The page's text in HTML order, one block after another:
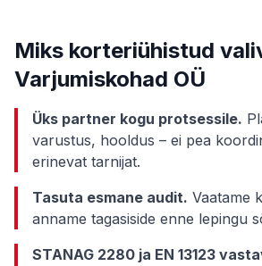
Miks korteriühistud
Varjumiskohad OÜ
Üks partner kogu protsessile.
varustus, hooldus – ei pea
erinevat tarnijat.
Tasuta esmane audit. Vaatame
anname tagasiside enne lepingu
STANAG 2280 ja EN 13123